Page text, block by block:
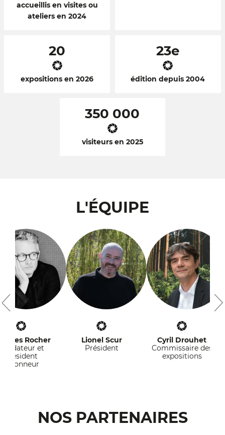
accueillis en visites ou
ateliers en 2024
20
expositions en 2026
23e
édition depuis 2004
350 000
visiteurs en 2025
L'ÉQUIPE
Rocher
et
président
d'honneur
Lionel Scur
Président
Cyril Drouhet
Commissaire des
expositions
NOS PARTENAIRES